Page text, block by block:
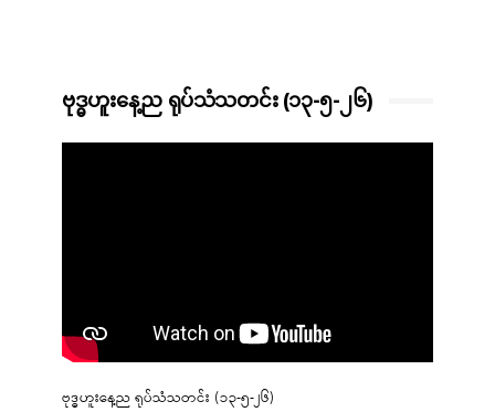
ဗုဒ္ဓဟူးနေ့ည ရုပ်သံသတင်း (၁၃-၅-၂၆)
ဗုဒ္ဓဟူးနေ့ည ရုပ်သံသတင်း (၁၃-၅-၂၆)